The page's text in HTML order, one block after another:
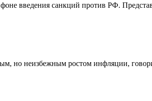
введения санкций против РФ.
но неизбежным ростом инфляции,